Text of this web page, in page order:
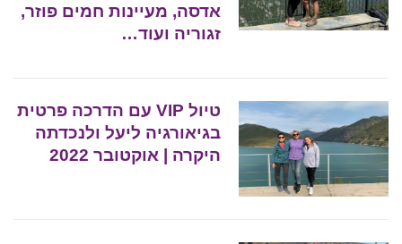
אדסה, מעיינות חמים פוזר,
זגוריה ועוד…
טיול VIP עם הדרכה פרטית
בגיאורגיה ליעל ולנכדתה
היקרה | אוקטובר 2022